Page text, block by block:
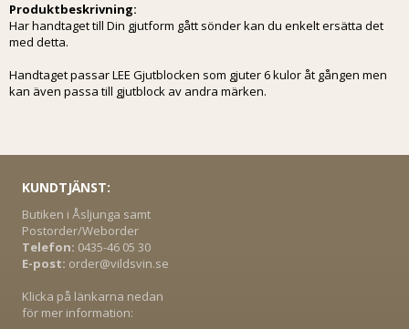
Produktbeskrivning:
Har handtaget till Din gjutform gått sönder kan du enkelt ersätta det
med detta.
Handtaget passar LEE Gjutblocken som gjuter 6 kulor åt gången men
kan även passa till gjutblock av andra märken.
KUNDTJÄNST:
Butiken i Åsljunga samt
Postorder/Weborder
Telefon: 0435-46 05 30
E-post: order@vildsvin.se
Klicka på länkarna nedan
för mer information: